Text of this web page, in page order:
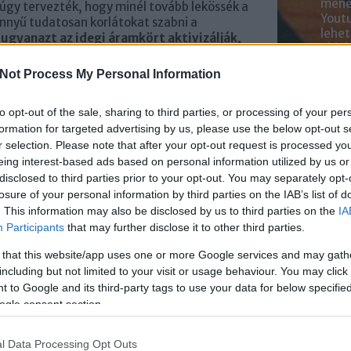
Process My Personal Information
opt-out of the sale, sharing to third parties, or processing of your
for targeted advertising by us, please use the below opt-out
selection. Please note that after your opt-out request is processed
interest-based ads based on personal information utilized by us
to third parties prior to your opt-out. You may separately
of your personal information by third parties on the IAB’s list of
This information may also be disclosed by us to third parties on the
Participants that may further disclose it to other third parties.
that this website/app uses one or more Google services and may
but not limited to your visit or usage behaviour. You may
to Google and its third-party tags to use your data for below
consent section.
Data Processing Opt Outs
tervezték, hogy minél tovább lekössék a
tudatosan korlátokat szabni a
ugyanazt az idegi áramkört aktivizálják,
Emiatt sajnos nagyon könnyű ráfüggni
a pihenés, sőt, akár a személyes
hogy néha tudatosan törekedjünk egy
időre. Lehet ez akár a napi képernyőidő
vagy pár napig a teljes nélkülözése a
Ebben nyújthat segítséget aDigitális
, amelyjátékos kihívásokkal és
ötletekkeljárul hozzá a tudatosabb online
és a képernyőmentesen töltött idő
megteremtése az online és offline élet
az öröknaptárat:
digitalisdetox